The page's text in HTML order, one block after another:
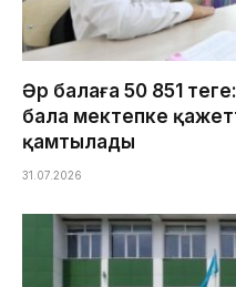
Әр балаға 50 851
бала мектепке
қамтылады
31.07.2026